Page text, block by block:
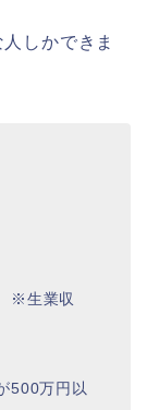
しかできま
※生業収
500万円以